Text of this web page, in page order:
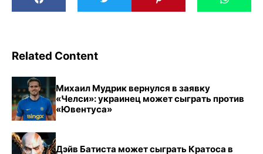
Related Content
Михаил Мудрик вернулся в заявку
«Челси»: украинец может сыграть против
«Ювентуса»
Дэйв Батиста может сыграть Кратоса в